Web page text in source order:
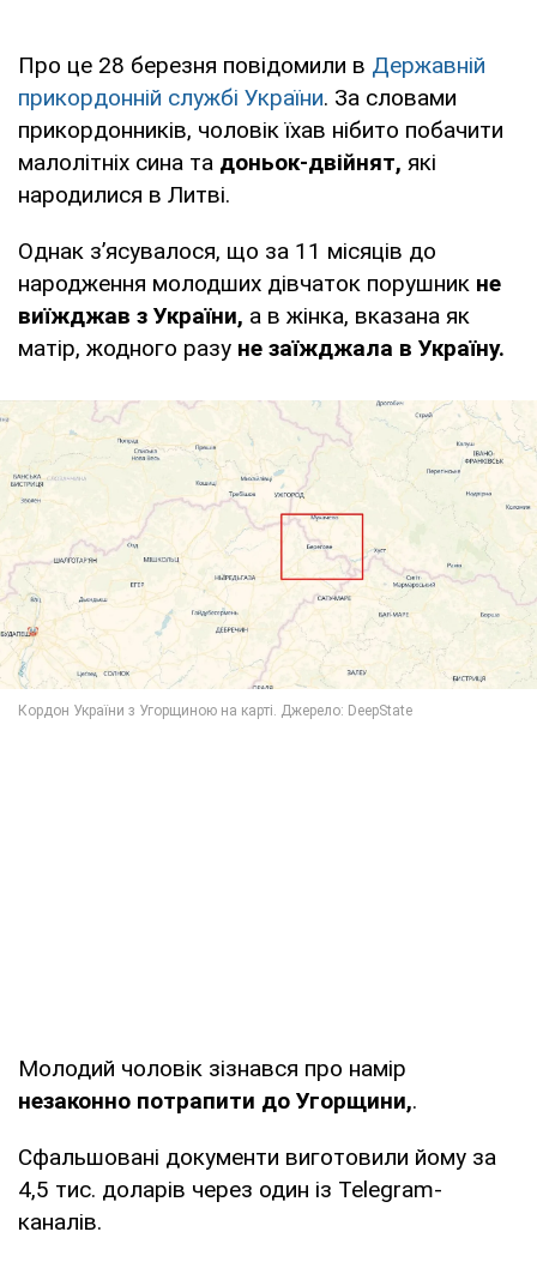
Про це 28 березня повідомили в Державній
прикордонній службі України. За словами
прикордонників, чоловік їхав нібито побачити
малолітніх сина та доньок-двійнят, які
народилися в Литві.
Однак зʼясувалося, що за 11 місяців до
народження молодших дівчаток порушник не
виїжджав з України, а в жінка, вказана як
матір, жодного разу не заїжджала в Україну.
Молодий чоловік зізнався про намір
незаконно потрапити до Угорщини,.
Сфальшовані документи виготовили йому за
4,5 тис. доларів через один із Telegram-
каналів.